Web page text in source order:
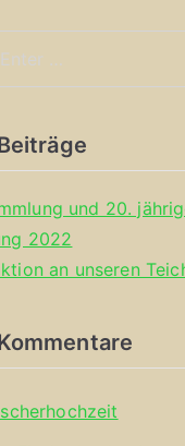
und 20.
2022
an unseren